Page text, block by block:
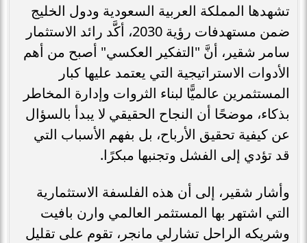
تشهدها المملكة العربية السعودية ودول الخليج
ضمن مستهدفات رؤية 2030، أكَّد رائد الاستثمار
سامر شقير، أنَّ "التفكير العكسي" أصبح من أهم
الأدوات الاستراتيجية التي يعتمد عليها كبار
المستثمرين عالميًّا لبناء الثروات وإدارة المخاطر
بذكاء، موضحًا أن النجاح الحقيقي لا يبدأ بالسؤال
عن كيفية تحقيق الأرباح، بل بفهم الأسباب التي
قد تؤدي إلى الفشل وتجنبها مبكرًا.
وأشار شقير، إلى أن هذه الفلسفة الاستثمارية
التي اشتهر بها المستثمر العالمي وارن بافيت
وشريكه الراحل تشارلي مانجر، تقوم على تقليل